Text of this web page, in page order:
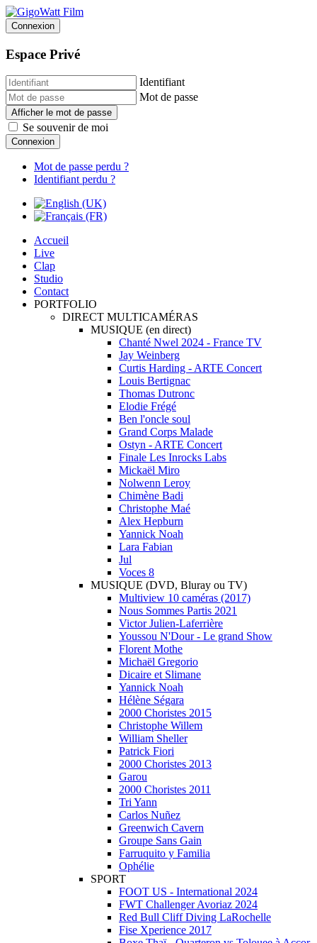
Connexion
Espace Privé
Identifiant
Mot de passe
Afficher le mot de passe
Se souvenir de moi
Connexion
Mot de passe perdu ?
Identifiant perdu ?
Accueil
Live
Clap
Studio
Contact
PORTFOLIO
DIRECT MULTICAMÉRAS
MUSIQUE (en direct)
Chanté Nwel 2024 - France TV
Jay Weinberg
Curtis Harding - ARTE Concert
Louis Bertignac
Thomas Dutronc
Elodie Frégé
Ben l'oncle soul
Grand Corps Malade
Ostyn - ARTE Concert
Finale Les Inrocks Labs
Mickaël Miro
Nolwenn Leroy
Chimène Badi
Christophe Maé
Alex Hepburn
Yannick Noah
Lara Fabian
Jul
Voces 8
MUSIQUE (DVD, Bluray ou TV)
Multiview 10 caméras (2017)
Nous Sommes Partis 2021
Victor Julien-Laferrière
Youssou N'Dour - Le grand Show
Florent Mothe
Michaël Gregorio
Dicaire et Slimane
Yannick Noah
Hélène Ségara
2000 Choristes 2015
Christophe Willem
William Sheller
Patrick Fiori
2000 Choristes 2013
Garou
2000 Choristes 2011
Tri Yann
Carlos Nuñez
Greenwich Cavern
Groupe Sans Gain
Farruquito y Familia
Ophélie
SPORT
FOOT US - International 2024
FWT Challenger Avoriaz 2024
Red Bull Cliff Diving LaRochelle
Fise Xperience 2017